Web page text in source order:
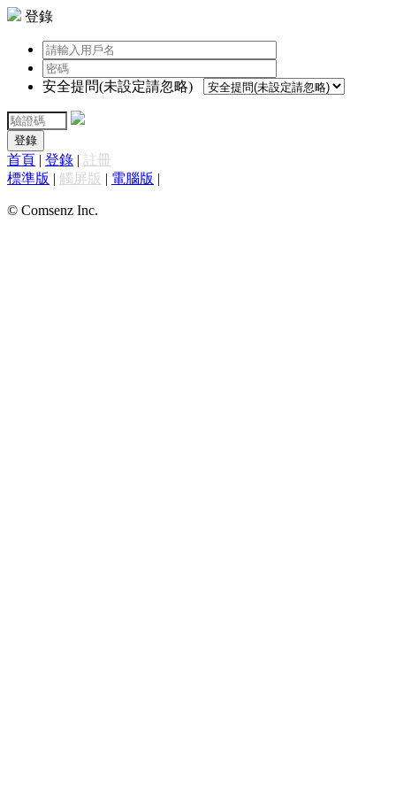
登錄
安全提問(未設定請忽略)
登錄
首頁 | 登錄 | 註冊
標準版 | 觸屏版 | 電腦版 |
© Comsenz Inc.